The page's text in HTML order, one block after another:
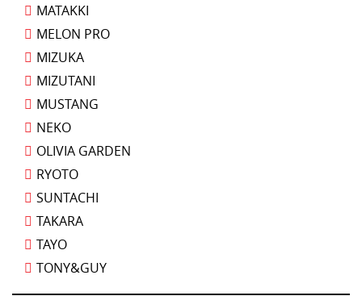
MATAKKI
MELON PRO
MIZUKA
MIZUTANI
MUSTANG
NEKO
OLIVIA GARDEN
RYOTO
SUNTACHI
TAKARA
TAYO
TONY&GUY